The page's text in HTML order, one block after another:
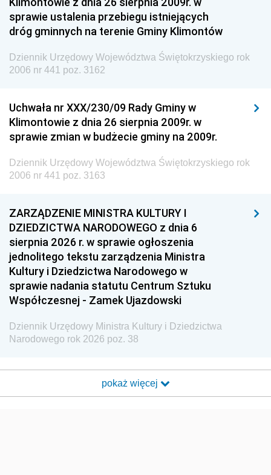
sprawie ustalenia przebiegu istniejących
dróg gminnych na terenie Gminy Klimontów
Dziennik Urzędowy Województwa Świętokrzyskiego rok
2006 nr 441 poz. 3162
Uchwała nr XXX/230/09 Rady Gminy w
Klimontowie z dnia 26 sierpnia 2009r. w
sprawie zmian w budżecie gminy na 2009r.
Dziennik Urzędowy Województwa Świętokrzyskiego rok
2006 nr 441 poz. 3163
ZARZĄDZENIE MINISTRA KULTURY I
DZIEDZICTWA NARODOWEGO z dnia 6
sierpnia 2026 r. w sprawie ogłoszenia
jednolitego tekstu zarządzenia Ministra
Kultury i Dziedzictwa Narodowego w
sprawie nadania statutu Centrum Sztuku
Współczesnej - Zamek Ujazdowski
Dziennik Urzędowy Ministra Kultury i Dziedzictwa
Narodowego rok 2026 poz. 38
pokaż więcej